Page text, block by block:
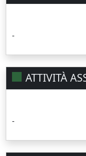
-
ATTIVITÀ
-